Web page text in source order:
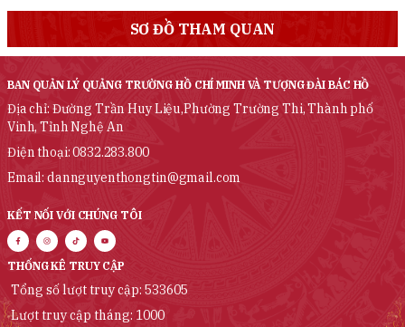
SƠ ĐỒ THAM QUAN
BAN QUẢN LÝ QUẢNG TRƯỜNG HỒ CHÍ MINH VÀ TƯỢNG ĐÀI BÁC HỒ
Địa chỉ: Đường Trần Huy Liệu,Phường Trường Thi, Thành phố
Vinh, Tỉnh Nghệ An
Điện thoại: 0832.283.800
Email: dannguyenthongtin@gmail.com
KẾT NỐI VỚI CHÚNG TÔI
THỐNG KÊ TRUY CẬP
Tổng số lượt truy cập: 533605
Lượt truy cập tháng: 1000